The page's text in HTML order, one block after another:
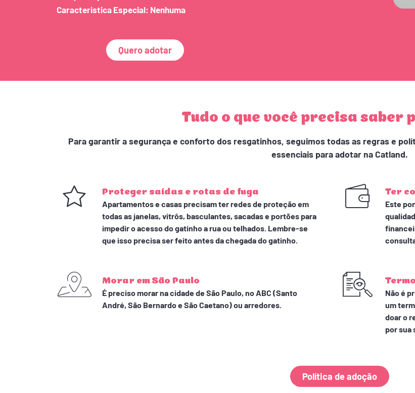
Caracteristica Especial: Nenhuma
Quero adotar
Tudo o que você precisa saber
Para garantir a segurança e conforto dos resgatinhos, seguimos todas as regras e
essenciais para adotar na Catland.
Proteger saídas e rotas de fuga
Apartamentos e casas precisam ter redes de proteção em
todas as janelas, vitrôs, basculantes, sacadas e portões para
impedir o acesso do gatinho a rua ou telhados. Lembre-se
que isso precisa ser feito antes da chegada do gatinho.
Ter
Este
Morar em São Paulo
É preciso morar na cidade de São Paulo, no ABC (Santo
André, São Bernardo e São Caetano) ou arredores.
Não é
um
doar o
por sua
Política de adoção